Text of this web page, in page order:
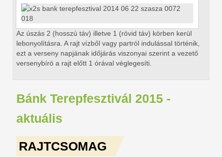
Az úszás 2 (hosszú táv) illetve 1 (rövid táv) körben kerül
lebonyolításra. A rajt vízből vagy partról indulással történik,
ezt a verseny napjának időjárás viszonyai szerint a vezető
versenybíró a rajt előtt 1 órával véglegesíti.
Bánk Terepfesztivál 2015 -
aktuális
RAJTCSOMAG